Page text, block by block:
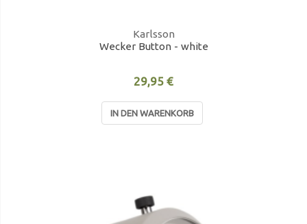
Karlsson
Wecker Button - white
29,95 €
IN DEN WARENKORB